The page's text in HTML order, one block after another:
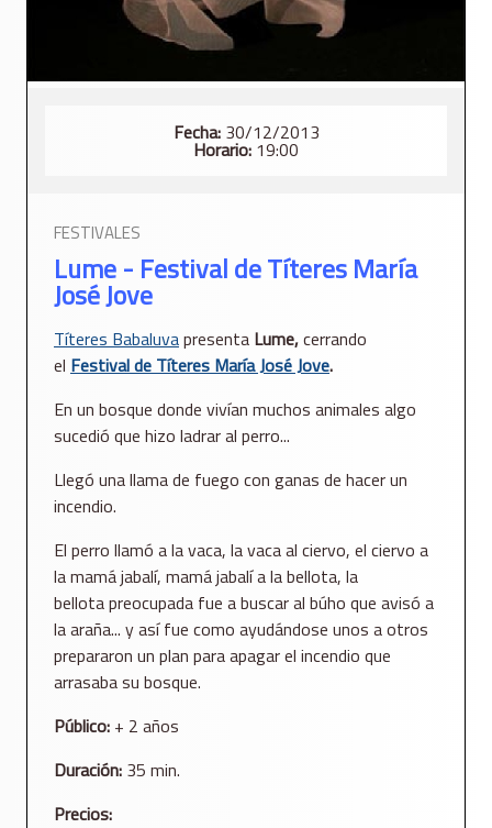
Fecha:30/12/2013
Horario: 19:00
FESTIVALES
Lume - Festival de Títeres María
José Jove
Títeres Babaluvapresenta Lume,cerrando
el Festival de Títeres María José Jove.
En un bosque donde vivían muchos animales algo
sucedió que hizo ladrar al perro...
Llegó una llama de fuego con ganas de hacer un
incendio.
El perro llamó a la vaca, la vaca al ciervo, el ciervo a
la mamá jabalí, mamá jabalí a la bellota, la
bellota preocupada fue a buscar al búho que avisó a
la araña... y así fue como ayudándose unos a otros
prepararon un plan para apagar el incendio que
arrasaba su bosque.
Público: + 2 años
Duración: 35 min.
Precios: